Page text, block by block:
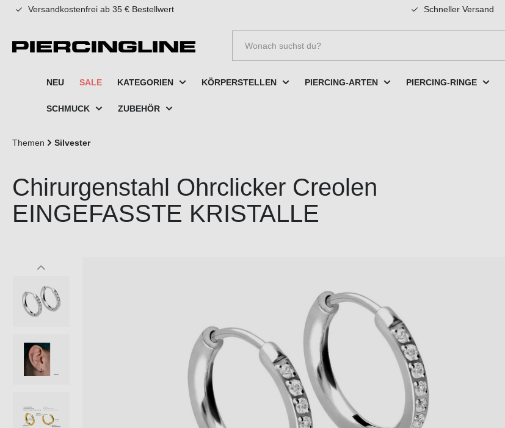
springen Zur Hauptnavigation springen
Versandkostenfrei ab 35 € Bestellwert Schneller Versand
NEU SALE KATEGORIEN KÖRPERSTELLEN PIERCING-ARTEN PIERCING-RINGE
SCHMUCK ZUBEHÖR
Themen Silvester
Chirurgenstahl Ohrclicker Creolen
EINGEFASSTE KRISTALLE